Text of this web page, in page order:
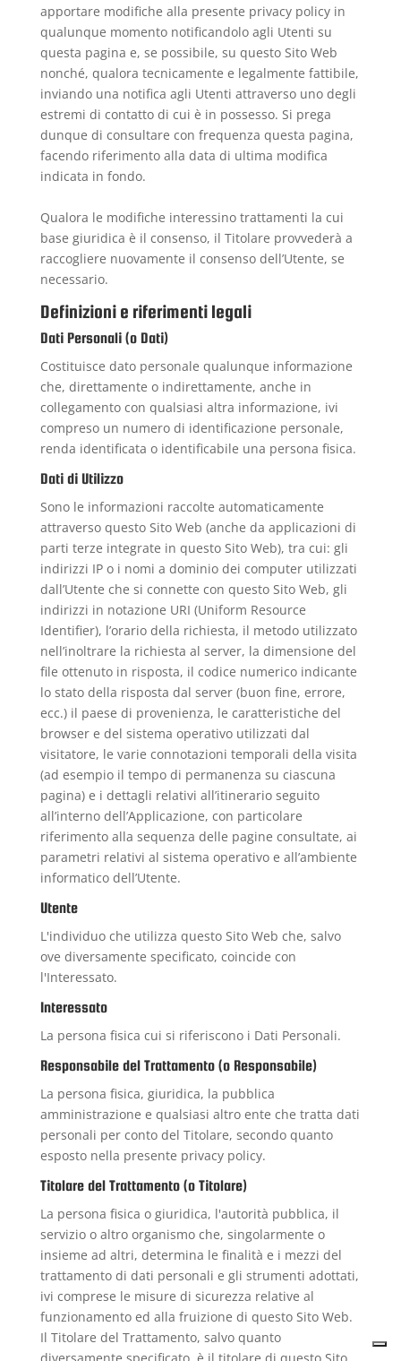
apportare modifiche alla presente privacy policy in
qualunque momento notificandolo agli Utenti su
questa pagina e, se possibile, su questo Sito Web
nonché, qualora tecnicamente e legalmente fattibile,
inviando una notifica agli Utenti attraverso uno degli
estremi di contatto di cui è in possesso. Si prega
dunque di consultare con frequenza questa pagina,
facendo riferimento alla data di ultima modifica
indicata in fondo.
Qualora le modifiche interessino trattamenti la cui
base giuridica è il consenso, il Titolare provvederà a
raccogliere nuovamente il consenso dell’Utente, se
necessario.
Definizioni e riferimenti legali
Dati Personali (o Dati)
Costituisce dato personale qualunque informazione
che, direttamente o indirettamente, anche in
collegamento con qualsiasi altra informazione, ivi
compreso un numero di identificazione personale,
renda identificata o identificabile una persona fisica.
Dati di Utilizzo
Sono le informazioni raccolte automaticamente
attraverso questo Sito Web (anche da applicazioni di
parti terze integrate in questo Sito Web), tra cui: gli
indirizzi IP o i nomi a dominio dei computer utilizzati
dall’Utente che si connette con questo Sito Web, gli
indirizzi in notazione URI (Uniform Resource
Identifier), l’orario della richiesta, il metodo utilizzato
nell’inoltrare la richiesta al server, la dimensione del
file ottenuto in risposta, il codice numerico indicante
lo stato della risposta dal server (buon fine, errore,
ecc.) il paese di provenienza, le caratteristiche del
browser e del sistema operativo utilizzati dal
visitatore, le varie connotazioni temporali della visita
(ad esempio il tempo di permanenza su ciascuna
pagina) e i dettagli relativi all’itinerario seguito
all’interno dell’Applicazione, con particolare
riferimento alla sequenza delle pagine consultate, ai
parametri relativi al sistema operativo e all’ambiente
informatico dell’Utente.
Utente
L'individuo che utilizza questo Sito Web che, salvo
ove diversamente specificato, coincide con
l'Interessato.
Interessato
La persona fisica cui si riferiscono i Dati Personali.
Responsabile del Trattamento (o Responsabile)
La persona fisica, giuridica, la pubblica
amministrazione e qualsiasi altro ente che tratta dati
personali per conto del Titolare, secondo quanto
esposto nella presente privacy policy.
Titolare del Trattamento (o Titolare)
La persona fisica o giuridica, l'autorità pubblica, il
servizio o altro organismo che, singolarmente o
insieme ad altri, determina le finalità e i mezzi del
trattamento di dati personali e gli strumenti adottati,
ivi comprese le misure di sicurezza relative al
funzionamento ed alla fruizione di questo Sito Web.
Il Titolare del Trattamento, salvo quanto
diversamente specificato, è il titolare di questo Sito